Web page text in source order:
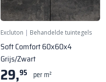
Excluton | Behandelde tuintegels
Soft Comfort 60x60x4
Grijs/Zwart
29,95 per m²